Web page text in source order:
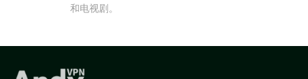
和电视剧。